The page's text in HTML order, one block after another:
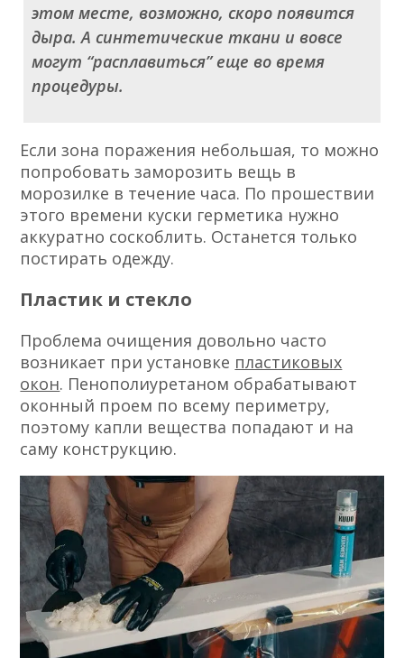
этом месте, возможно, скоро появится
дыра. А синтетические ткани и вовсе
могут “расплавиться” еще во время
процедуры.
Если зона поражения небольшая, то можно
попробовать заморозить вещь в
морозилке в течение часа. По прошествии
этого времени куски герметика нужно
аккуратно соскоблить. Останется только
постирать одежду.
Пластик и стекло
Проблема очищения довольно часто
возникает при установке пластиковых
окон. Пенополиуретаном обрабатывают
оконный проем по всему периметру,
поэтому капли вещества попадают и на
саму конструкцию.